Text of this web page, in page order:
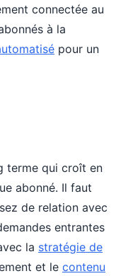
connectée au
à la
pour un
terme qui croît en
abonné. Il faut
de relation avec
entrantes
la stratégie de
et le contenu